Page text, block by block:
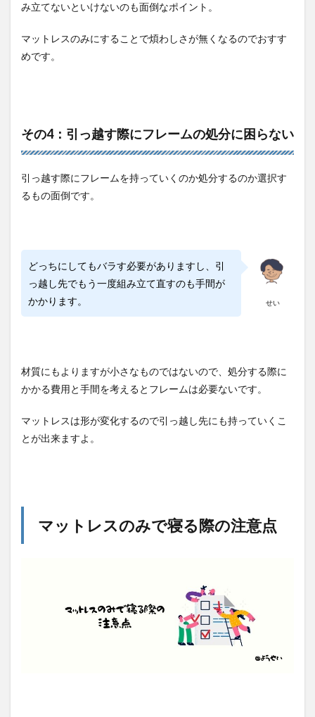
み立てないといけないのも面倒なポイント。
マットレスのみにすることで煩わしさが無くなるのでおすす
めです。
その4：引っ越す際にフレームの処分に困らない
引っ越す際にフレームを持っていくのか処分するのか選択す
るもの面倒です。
せい
どっちにしてもバラす必要がありますし、引
っ越し先でもう一度組み立て直すのも手間が
かかります。
材質にもよりますが小さなものではないので、処分する際に
かかる費用と手間を考えるとフレームは必要ないです。
マットレスは形が変化するので引っ越し先にも持っていくこ
とが出来ますよ。
マットレスのみで寝る際の注意点